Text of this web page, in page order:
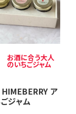
お酒に合う大人
のいちごジャム
ア
ジャム